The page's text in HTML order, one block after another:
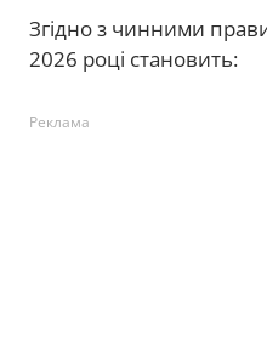
Згідно з чинними
2026 році становить:
Реклама